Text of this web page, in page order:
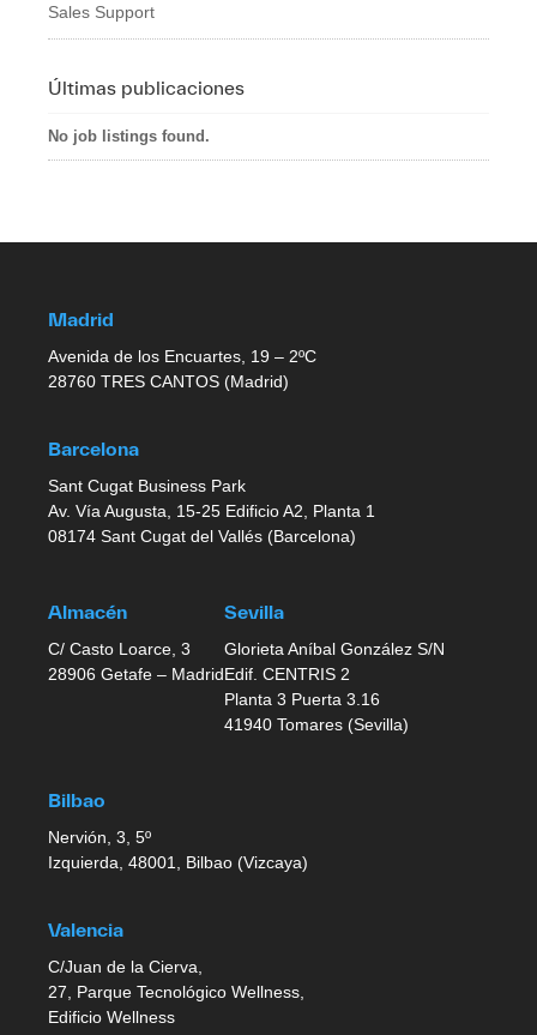
Sales Support
Últimas publicaciones
No job listings found.
Madrid
Avenida de los Encuartes, 19 – 2ºC
28760 TRES CANTOS (Madrid)
Barcelona
Sant Cugat Business Park
Av. Vía Augusta, 15-25 Edificio A2, Planta 1
08174 Sant Cugat del Vallés (Barcelona)
Almacén
C/ Casto Loarce, 3
28906 Getafe – Madrid
Sevilla
Glorieta Aníbal González S/N
Edif. CENTRIS 2
Planta 3 Puerta 3.16
41940 Tomares (Sevilla)
Bilbao
Nervión, 3, 5º
Izquierda, 48001, Bilbao (Vizcaya)
Valencia
C/Juan de la Cierva,
27, Parque Tecnológico Wellness,
Edificio Wellness